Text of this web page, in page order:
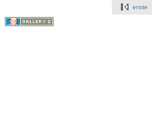
erste